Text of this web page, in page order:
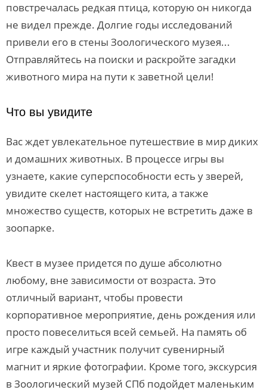
повстречалась редкая птица, которую он никогда
не видел прежде. Долгие годы исследований
привели его в стены Зоологического музея...
Отправляйтесь на поиски и раскройте загадки
животного мира на пути к заветной цели!
Что вы увидите
Вас ждет увлекательное путешествие в мир диких
и домашних животных. В процессе игры вы
узнаете, какие суперспособности есть у зверей,
увидите скелет настоящего кита, а также
множество существ, которых не встретить даже в
зоопарке.
Квест в музее придется по душе абсолютно
любому, вне зависимости от возраста. Это
отличный вариант, чтобы провести
корпоративное мероприятие, день рождения или
просто повеселиться всей семьей. На память об
игре каждый участник получит сувенирный
магнит и яркие фотографии. Кроме того, экскурсия
в Зоологический музей СПб подойдет маленьким